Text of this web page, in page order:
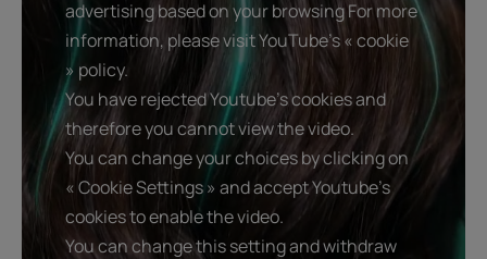
advertising based on your browsing For more
information, please visit YouTube's « cookie
» policy.
You have rejected Youtube's cookies and
therefore you cannot view the video.
You can change your choices by clicking on
« Cookie Settings » and accept Youtube's
cookies to enable the video.
You can change this setting and withdraw